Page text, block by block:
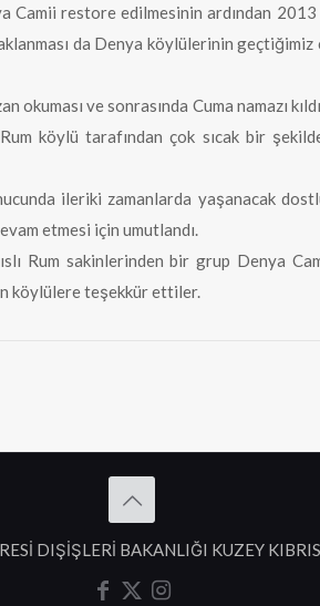
restore edilmesinin ardından 2013
da Denya köylülerinin
ve sonrasında Cuma namazı
köylü tarafından çok sıcak bir
ileriki zamanlarda yaşanacak
etmesi için umutlandı.
Rum sakinlerinden bir grup Denya
köylülere teşekkür ettiler.
DIŞİŞLERİ BAKANLIĞI KUZEY